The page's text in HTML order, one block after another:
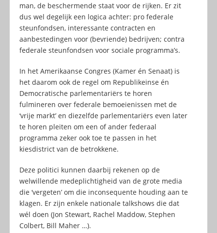
man, de beschermende staat voor de rijken. Er zit
dus wel degelijk een logica achter: pro federale
steunfondsen, interessante contracten en
aanbestedingen voor (bevriende) bedrijven; contra
federale steunfondsen voor sociale programma’s.
In het Amerikaanse Congres (Kamer én Senaat) is
het daarom ook de regel om Republikeinse én
Democratische parlementariërs te horen
fulmineren over federale bemoeienissen met de
‘vrije markt’ en diezelfde parlementariërs even later
te horen pleiten om een of ander federaal
programma zeker ook toe te passen in het
kiesdistrict van de betrokkene.
Deze politici kunnen daarbij rekenen op de
welwillende medeplichtigheid van de grote media
die ‘vergeten’ om die inconsequente houding aan te
klagen. Er zijn enkele nationale talkshows die dat
wél doen (Jon Stewart, Rachel Maddow, Stephen
Colbert, Bill Maher …).